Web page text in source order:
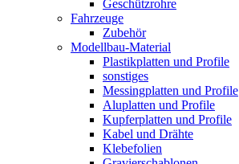
Geschützrohre
Fahrzeuge
Zubehör
Modellbau-Material
Plastikplatten und Profile
sonstiges
Messingplatten und Profile
Aluplatten und Profile
Kupferplatten und Profile
Kabel und Drähte
Klebefolien